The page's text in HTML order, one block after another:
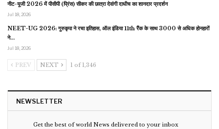
नीट-यूजी 2026 में पीसीपी (प्रिंस) सीकर की छात्रा देवांगी दाधीच का शानदार प्रदर्शन
Jul 18, 2026
NEET-UG 2026: गुरुकृपा ने रचा इतिहास, ऑल इंडिया 11th रैंक के साथ 3000 से अधिक होनहारों
ने…
Jul 18, 2026
PREV NEXT 1 of 1,346
NEWSLETTER
Get the best of world News delivered to your inbox